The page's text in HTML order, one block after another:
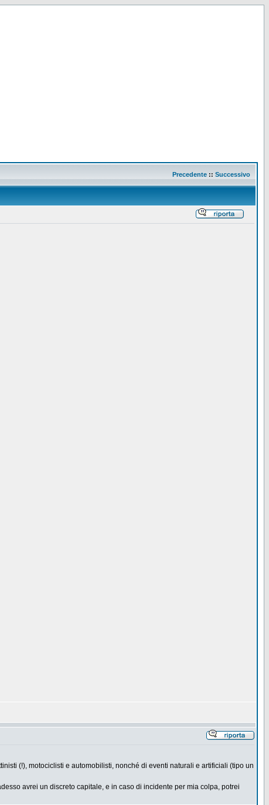
Precedente :: Successivo
(!), motociclisti e automobilisti, nonché di eventi naturali e artificiali (tipo un
avrei un discreto capitale, e in caso di incidente per mia colpa, potrei